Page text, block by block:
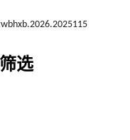
选